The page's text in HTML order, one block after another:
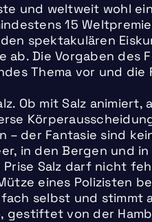
und weltweit wohl
15
spektakulären
ab. Die Vorgaben des
Thema vor und
Ob mit Salz animiert,
der Fantasie sind
in den Bergen und
Salz darf nicht
eines Polizisten
selbst und stimmt
gestiftet von der